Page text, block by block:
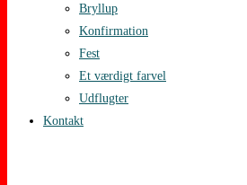
Bryllup
Konfirmation
Fest
Et værdigt farvel
Udflugter
Kontakt